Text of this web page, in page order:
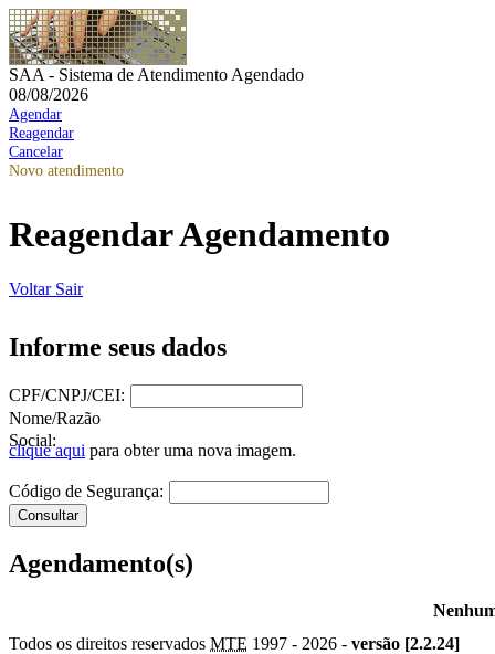
SAA - Sistema de Atendimento Agendado
08/08/2026
Agendar
Reagendar
Cancelar
Novo atendimento
Reagendar Agendamento
Voltar Sair
Informe seus dados
CPF/CNPJ/CEI:
Nome/Razão
Social:
clique aqui para obter uma nova imagem.
Código de Segurança:
Agendamento(s)
Todos os direitos reservados MTE 1997 - 2026 - versão [2.2.24]